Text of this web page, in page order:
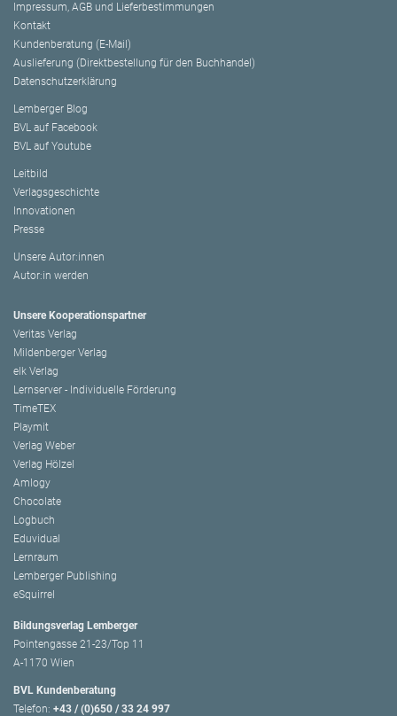
Impressum, AGB und Lieferbestimmungen
Kontakt
Kundenberatung (E-Mail)
Auslieferung (Direktbestellung für den Buchhandel)
Datenschutzerklärung
Lemberger Blog
BVL auf Facebook
BVL auf Youtube
Leitbild
Verlagsgeschichte
Innovationen
Presse
Unsere Autor:innen
Autor:in werden
Unsere Kooperationspartner
Veritas Verlag
Mildenberger Verlag
elk Verlag
Lernserver - Individuelle Förderung
TimeTEX
Playmit
Verlag Weber
Verlag Hölzel
Amlogy
Chocolate
Logbuch
Eduvidual
Lernraum
Lemberger Publishing
eSquirrel
Bildungsverlag Lemberger
Pointengasse 21-23/Top 11
A-1170 Wien
BVL Kundenberatung
Telefon: +43 / (0)650 / 33 24 997